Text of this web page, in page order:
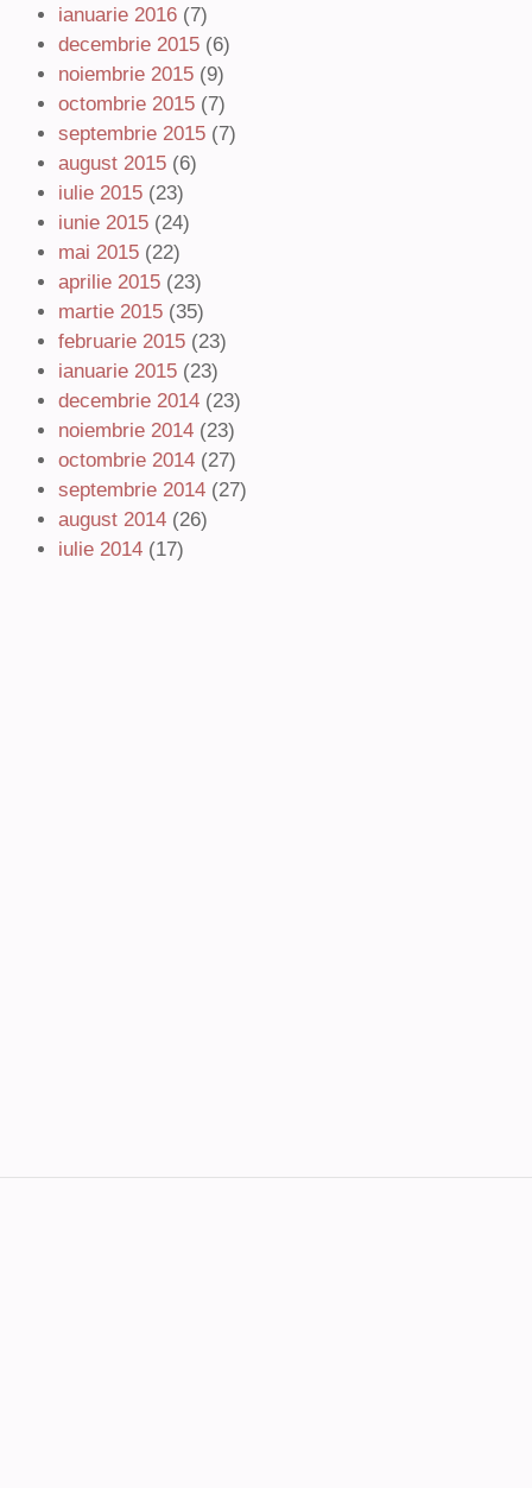
ianuarie 2016 (7)
decembrie 2015 (6)
noiembrie 2015 (9)
octombrie 2015 (7)
septembrie 2015 (7)
august 2015 (6)
iulie 2015 (23)
iunie 2015 (24)
mai 2015 (22)
aprilie 2015 (23)
martie 2015 (35)
februarie 2015 (23)
ianuarie 2015 (23)
decembrie 2014 (23)
noiembrie 2014 (23)
octombrie 2014 (27)
septembrie 2014 (27)
august 2014 (26)
iulie 2014 (17)